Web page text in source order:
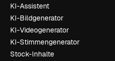
KI-Assistent
KI-Bildgenerator
KI-Videogenerator
KI-Stimmengenerator
Stock-Inhalte